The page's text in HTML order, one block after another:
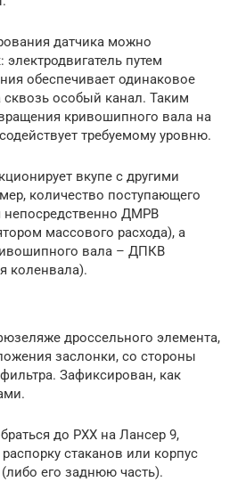
датчика можно
электродвигатель путем
обеспечивает одинаковое
сквозь особый канал. Таким
кривошипного вала на
требуемому уровню.
вкупе с другими
количество поступающего
непосредственно ДМРВ
массового расхода), а
вала – ДПКВ
коленвала).
дроссельного элемента,
заслонки, со стороны
Зафиксирован, как
до РХХ на Лансер 9,
стаканов или корпус
его заднюю часть).